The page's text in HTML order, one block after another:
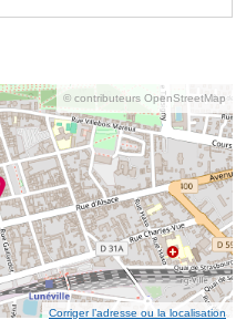
© contributeurs OpenStreetMap
Corriger l’adresse ou la localisation